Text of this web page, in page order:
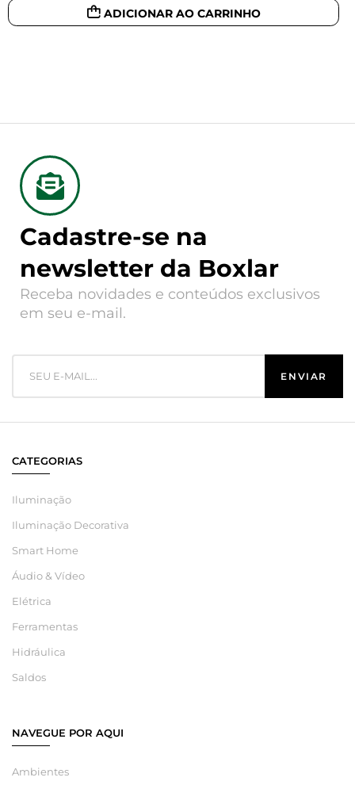
ADICIONAR AO CARRINHO
Cadastre-se na
newsletter da Boxlar
Receba novidades e conteúdos exclusivos
em seu e-mail.
CATEGORIAS
Iluminação
Iluminação Decorativa
Smart Home
Áudio & Vídeo
Elétrica
Ferramentas
Hidráulica
Saldos
NAVEGUE POR AQUI
Ambientes